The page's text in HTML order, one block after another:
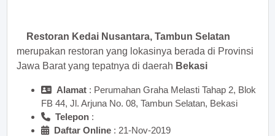
Restoran Kedai Nusantara, Tambun Selatan
merupakan restoran yang lokasinya berada di Provinsi
Jawa Barat yang tepatnya di daerah Bekasi
Alamat : Perumahan Graha Melasti Tahap 2, Blok
FB 44, Jl. Arjuna No. 08, Tambun Selatan, Bekasi
Telepon :
Daftar Online : 21-Nov-2019